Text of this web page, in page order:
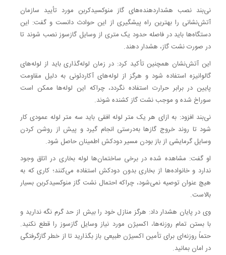
نی‌بند نصب هشداردهنده‌های گاز منوکسیدکربن مورد تأیید سازمان
آتش‌نشانی را بهترین راه پیشگیری از این حوادث دانست و گفت: این
دستگاه‌ها باید در فاصله حدود یک متری از وسایل گازسوز نصب شوند تا
در صورت نشت گاز، هشدار دهند.
این آتش‌نشان همچنین تأکید کرد: در زمان لوله‌گذاری باید از لوله‌های
گالوانیزه استفاده شود و هرگز از لوله‌های آکاردئونی به دلیل مقاومت
پایین در برابر حرارت استفاده نگردد، چراکه این لوله‌ها ممکن است
سوراخ شده و موجب نشت گاز کشنده شوند.
نی‌بند افزود: به ازای هر یک متر لوله افقی باید سه متر لوله عمودی کار
شود تا روند خروج گازها به‌درستی انجام گیرد و پیش از روشن کردن
وسایل گرمایشی از باز بودن مسیر دودکش اطمینان حاصل شود.
او گفت: مشاهده شده در برخی ساختمان‌ها لوله بخاری در اتاق وجود
ندارد و خانواده‌ها از بخاری بدون دودکش استفاده می‌کنند؛ کاری که به
هیچ عنوان توصیه نمی‌شود، چراکه احتمال نشت گاز منوکسیدکربن بسیار
بالاست.
وی در پایان هشدار داد: هرگز منازل خود را بیش از حد گرم نگه ندارید و
با بستن تمام روزنه‌ها، اکسیژن مورد نیاز وسایل گازسوز را قطع نکنید.
حتماً روزنه‌ای برای تأمین اکسیژن طبیعی باز بگذارید تا از خطر گازگرفتگی
در امان بمانید.